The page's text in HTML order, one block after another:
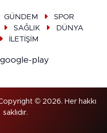
GÜNDEM
SPOR
SAĞLIK
DÜNYA
İLETİŞİM
© 2026. Her hakkı
saklıdır.